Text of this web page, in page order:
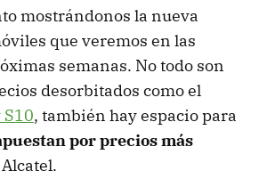
mostrándonos la nueva
que veremos en las
semanas. No todo son
desorbitados como el
S10, también hay espacio para
por precios más